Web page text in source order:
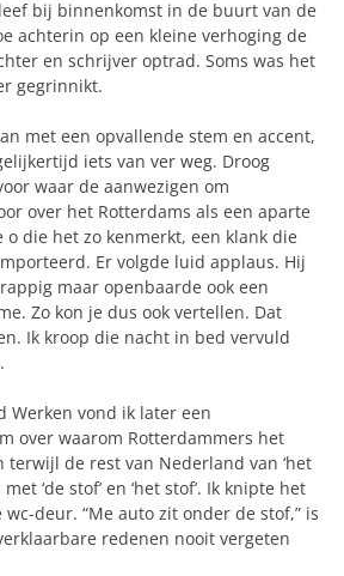
bij binnenkomst in de buurt van de
achterin op een kleine verhoging de
en schrijver optrad. Soms was het
gegrinnikt.
met een opvallende stem en accent,
iets van ver weg. Droog
waar de aanwezigen om
over het Rotterdams als een aparte
o die het zo kenmerkt, een klank die
Er volgde luid applaus. Hij
maar openbaarde ook een
Zo kon je dus ook vertellen. Dat
Ik kroop die nacht in bed vervuld
Werken vond ik later een
over waarom Rotterdammers het
terwijl de rest van Nederland van ‘het
‘de stof’ en ‘het stof’. Ik knipte het
deur. “Me auto zit onder de stof,” is
redenen nooit vergeten